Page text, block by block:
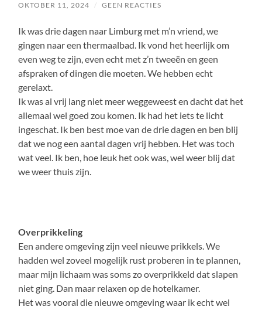
OKTOBER 11, 2024 / GEEN REACTIES
Ik was drie dagen naar Limburg met m’n vriend, we
gingen naar een thermaalbad. Ik vond het heerlijk om
even weg te zijn, even echt met z’n tweeën en geen
afspraken of dingen die moeten. We hebben echt
gerelaxt.
Ik was al vrij lang niet meer weggeweest en dacht dat het
allemaal wel goed zou komen. Ik had het iets te licht
ingeschat. Ik ben best moe van de drie dagen en ben blij
dat we nog een aantal dagen vrij hebben. Het was toch
wat veel. Ik ben, hoe leuk het ook was, wel weer blij dat
we weer thuis zijn.
Overprikkeling
Een andere omgeving zijn veel nieuwe prikkels. We
hadden wel zoveel mogelijk rust proberen in te plannen,
maar mijn lichaam was soms zo overprikkeld dat slapen
niet ging. Dan maar relaxen op de hotelkamer.
Het was vooral die nieuwe omgeving waar ik echt wel